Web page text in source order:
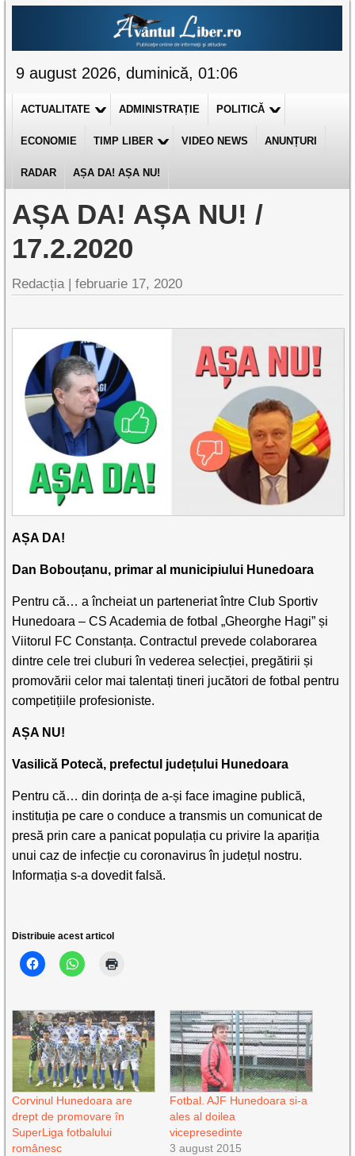
9 august 2026, duminică, 01:06
ACTUALITATE ADMINISTRAȚIE POLITICĂ
ECONOMIE TIMP LIBER VIDEO NEWS ANUNȚURI
RADAR AȘA DA! AȘA NU!
AȘA DA! AȘA NU! /
17.2.2020
Redacția |februarie 17, 2020
AȘA DA!
Dan Bobouțanu, primar al municipiului Hunedoara
Pentru că… a încheiat un parteneriat între Club Sportiv
Hunedoara – CS Academia de fotbal „Gheorghe Hagi” și
Viitorul FC Constanța. Contractul prevede colaborarea
dintre cele trei cluburi în vederea selecției, pregătirii și
promovării celor mai talentați tineri jucători de fotbal pentru
competițiile profesioniste.
AȘA NU!
Vasilică Potecă, prefectul județului Hunedoara
Pentru că… din dorința de a-și face imagine publică,
instituția pe care o conduce a transmis un comunicat de
presă prin care a panicat populația cu privire la apariția
unui caz de infecție cu coronavirus în județul nostru.
Informația s-a dovedit falsă.
Distribuie acest articol
Corvinul Hunedoara are
drept de promovare în
SuperLiga fotbalului
românesc
Fotbal. AJF Hunedoara si-a
ales al doilea
vicepresedinte
3 august 2015